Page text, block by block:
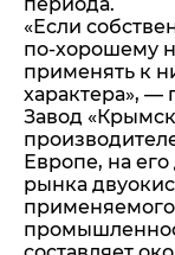
«Если
по-хорошему
применять к
характера», —
Завод
Европе, на
рынка